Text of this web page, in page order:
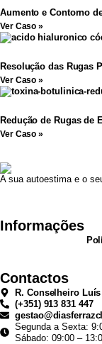
Aumento e Contorno
Ver Caso »
Resolução das Rugas
Ver Caso »
Redução de Rugas de
Ver Caso »
A sua autoestima e o
Informações
Contactos
R. Conselheiro
(+351) 913 831 447
Segunda a Sexta:
Sábado: 09:00 –